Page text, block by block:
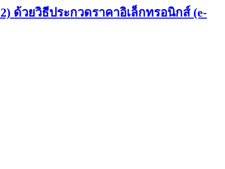
ด้วยวิธีประกวดราคาอิเล็กทรอนิกส์ (e-